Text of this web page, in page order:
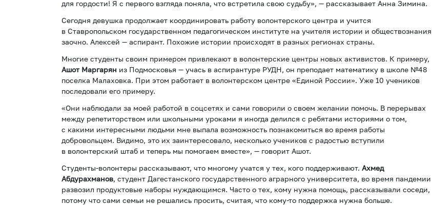
для гордости! Я с первого взгляда поняла, что встретила свою судьбу», — рассказывает Анна Зимина.
Сегодня девушка продолжает координировать работу волонтерского центра и учится
в Ставропольском государственном педагогическом институте на учителя истории и обществознания
заочно. Алексей — аспирант. Похожие истории происходят в разных регионах страны.
Многие студенты своим примером привлекают в волонтерские центры новых активистов. К примеру,
Ашот Маргарян из Подмосковья — учась в аспирантуре РУДН, он преподает математику в школе №48
поселка Малаховка. При этом работает в волонтерском центре «Единой России». Уже 10 учеников
последовали его примеру.
«Они наблюдали за моей работой в соцсетях и сами говорили о своем желании помочь. В перерывах
между репетиторством или школьными уроками я иногда делился с ребятами историями о том,
с какими интересными людьми мне выпала возможность познакомиться во время работы
добровольцем. Видимо, это их заинтересовало, несколько учеников с радостью вступили
в волонтерский штаб и теперь мы помогаем вместе», — говорит Ашот.
Студенты-волонтеры рассказывают, что многому учатся у тех, кого поддерживают. Ахмед
Абдурахманов, студент Дагестанского государственного аграрного университета, во время пандемии
развозил продуктовые наборы нуждающимся. Часто о тех, кому нужна помощь, рассказывали соседи,
потому что сами семьи не решались просить, считая, что кому-то поддержка нужна больше.